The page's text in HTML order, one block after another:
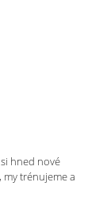
hned nové
my trénujeme a